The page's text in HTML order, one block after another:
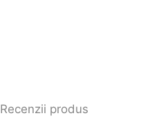
Recenzii produs